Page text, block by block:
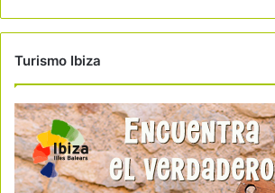
Turismo Ibiza